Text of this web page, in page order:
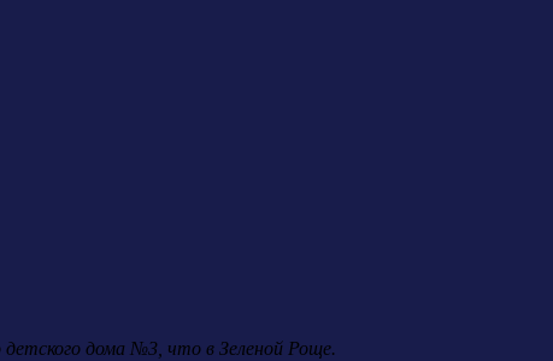
детского дома №3, что в Зеленой Роще.